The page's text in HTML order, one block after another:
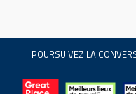
POURSUIVEZ LA